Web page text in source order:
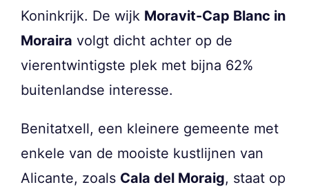
Koninkrijk. De wijk Moravit-Cap Blanc in
Moraira volgt dicht achter op de
vierentwintigste plek met bijna 62%
buitenlandse interesse.
Benitatxell, een kleinere gemeente met
enkele van de mooiste kustlijnen van
Alicante, zoals Cala del Moraig, staat op